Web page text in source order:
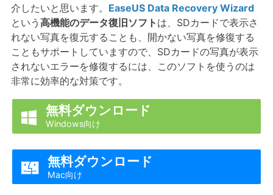
介したいと思います。 EaseUS Data Recovery Wizard
という 高機能のデータ復旧ソフト は、SDカードで表示さ
れない写真を復元することも、開かない写真を修復する
こともサポートしていますので、SDカードの写真が表示
されないエラーを修復するには、このソフトを使うのは
非常に効率的な対策です。
 無料ダウンロード
Windows向け
 無料ダウンロード
Mac向け